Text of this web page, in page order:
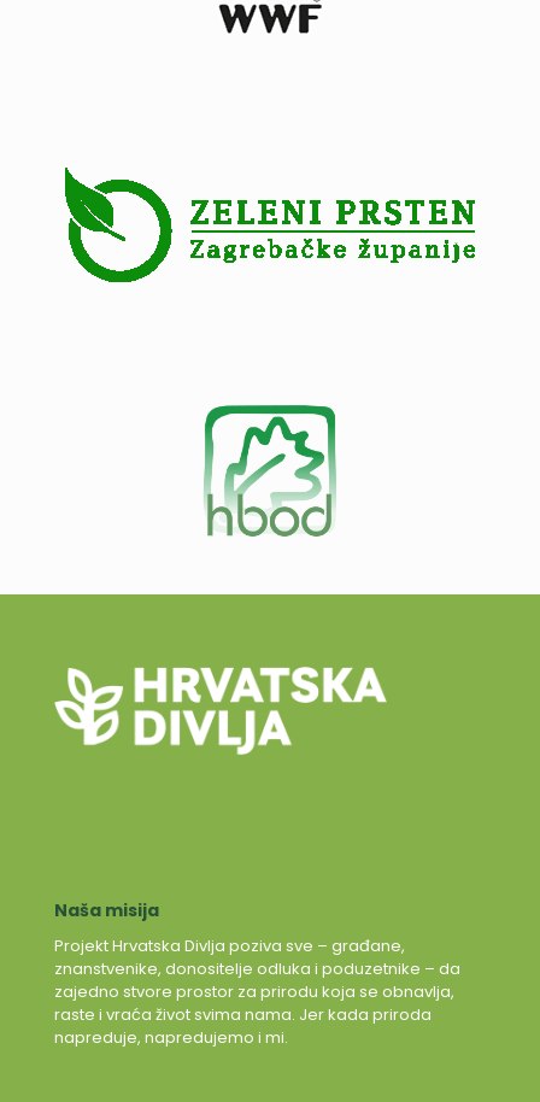
Naša misija
Projekt Hrvatska Divlja poziva sve – građane,
znanstvenike, donositelje odluka i poduzetnike – da
zajedno stvore prostor za prirodu koja se obnavlja,
raste i vraća život svima nama. Jer kada priroda
napreduje, napredujemo i mi.